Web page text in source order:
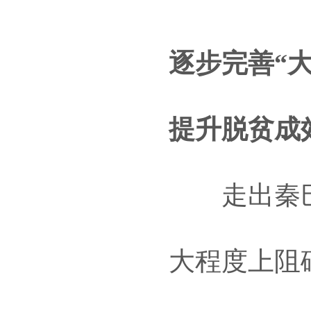
逐步完善“
提升脱贫成
走出秦巴
大程度上阻